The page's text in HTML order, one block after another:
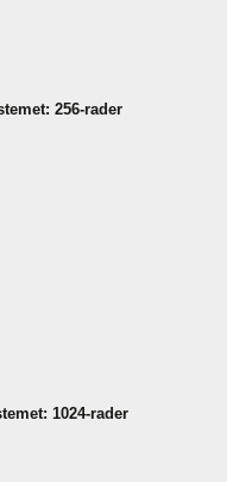
256-rader
1024-rader